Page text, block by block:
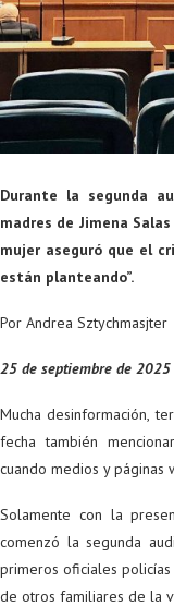
Durante la segunda
madres de Jimena
mujer aseguró que el
están planteando”.
Por Andrea Sztychmasjter
25 de septiembre de 2025
Mucha desinformación,
fecha también
cuando medios y páginas
Solamente con la
comenzó la segunda
primeros oficiales
de otros familiares de la